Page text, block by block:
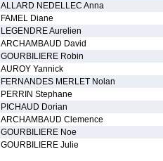
ALLARD NEDELLEC Anna
FAMEL Diane
LEGENDRE Aurelien
ARCHAMBAUD David
GOURBILIERE Robin
AUROY Yannick
FERNANDES MERLET Nolan
PERRIN Stephane
PICHAUD Dorian
ARCHAMBAUD Clemence
GOURBILIERE Noe
GOURBILIERE Julie